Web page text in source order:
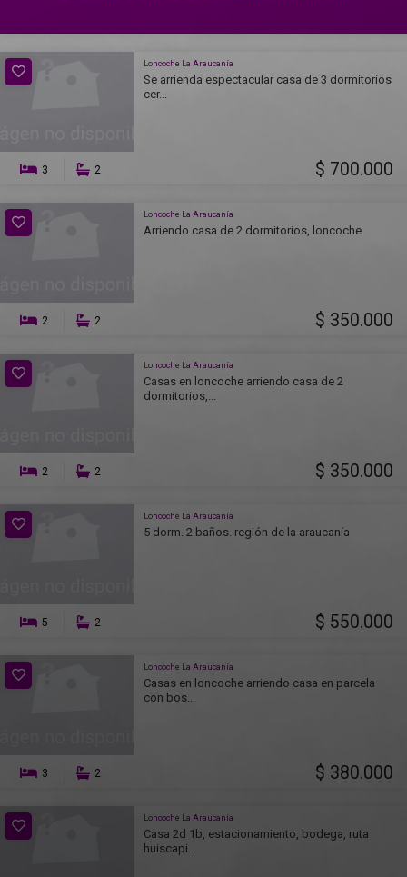
Loncoche La Araucanía
Se arrienda espectacular casa de 3 dormitorios
cer...
3 2 $ 700.000
Loncoche La Araucanía
Arriendo casa de 2 dormitorios, loncoche
2 2 $ 350.000
Loncoche La Araucanía
Casas en loncoche arriendo casa de 2
dormitorios,...
2 2 $ 350.000
Loncoche La Araucanía
5 dorm. 2 baños. región de la araucanía
5 2 $ 550.000
Loncoche La Araucanía
Casas en loncoche arriendo casa en parcela
con bos...
3 2 $ 380.000
Loncoche La Araucanía
Casa 2d 1b, estacionamiento, bodega, ruta
huiscapi...